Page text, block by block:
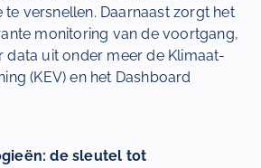
te versnellen. Daarnaast zorgt het
monitoring van de voortgang,
uit onder meer de Klimaat-
(KEV) en het Dashboard
de sleutel tot